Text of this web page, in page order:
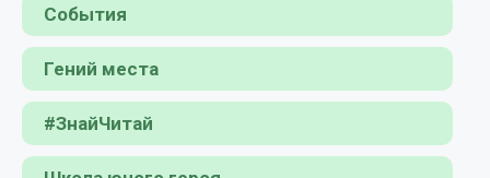
События
Гений места
#ЗнайЧитай